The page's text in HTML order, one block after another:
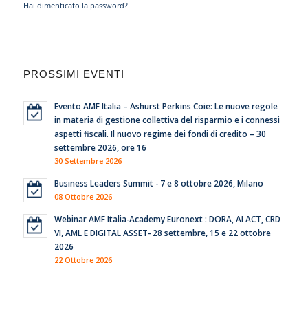
Hai dimenticato la password?
PROSSIMI EVENTI
Evento AMF Italia – Ashurst Perkins Coie: Le nuove regole
in materia di gestione collettiva del risparmio e i connessi
aspetti fiscali. Il nuovo regime dei fondi di credito – 30
settembre 2026, ore 16
30 Settembre 2026
Business Leaders Summit - 7 e 8 ottobre 2026, Milano
08 Ottobre 2026
Webinar AMF Italia-Academy Euronext : DORA, AI ACT, CRD
VI, AML E DIGITAL ASSET- 28 settembre, 15 e 22 ottobre
2026
22 Ottobre 2026